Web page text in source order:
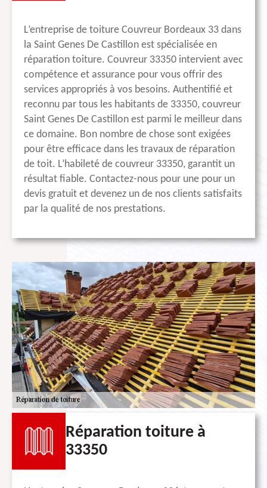
L’entreprise de toiture Couvreur Bordeaux 33 dans
la Saint Genes De Castillon est spécialisée en
réparation toiture. Couvreur 33350 intervient avec
compétence et assurance pour vous offrir des
services appropriés à vos besoins. Authentifié et
reconnu par tous les habitants de 33350, couvreur
Saint Genes De Castillon est parmi le meilleur dans
ce domaine. Bon nombre de chose sont exigées
pour être efficace dans les travaux de réparation
de toit. L’habileté de couvreur 33350, garantit un
résultat fiable. Contactez-nous pour une pour un
devis gratuit et devenez un de nos clients satisfaits
par la qualité de nos prestations.
Réparation toiture à
33350